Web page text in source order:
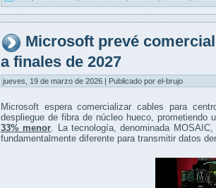
Microsoft prevé
a finales de 2027
jueves, 19 de marzo de 2026 | Publicado por el-brujo
Microsoft espera comercializar cables para
despliegue de fibra de núcleo hueco, prometiendo
33% menor. La tecnología, denominada
fundamentalmente diferente para transmitir datos